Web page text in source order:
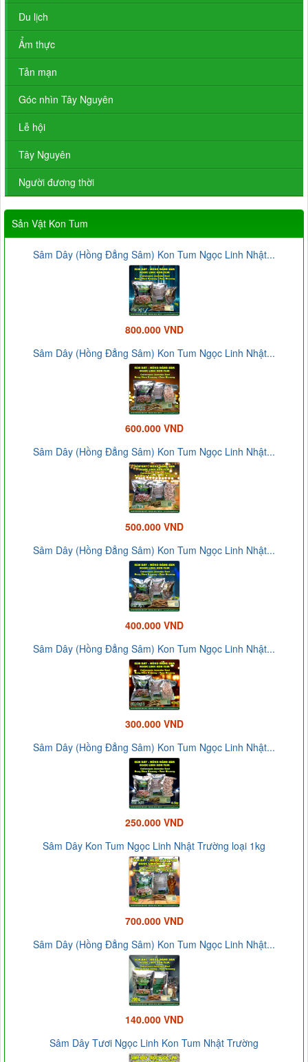
Du lịch
Ẩm thực
Tản mạn
Góc nhìn Tây Nguyên
Lễ hội
Tây Nguyên
Người đương thời
Sản Vật Kon Tum
Sâm Dây (Hồng Đẳng Sâm) Kon Tum Ngọc Linh Nhật...
800.000 VND
Sâm Dây (Hồng Đẳng Sâm) Kon Tum Ngọc Linh Nhật...
600.000 VND
Sâm Dây (Hồng Đẳng Sâm) Kon Tum Ngọc Linh Nhật...
500.000 VND
Sâm Dây (Hồng Đẳng Sâm) Kon Tum Ngọc Linh Nhật...
400.000 VND
Sâm Dây (Hồng Đẳng Sâm) Kon Tum Ngọc Linh Nhật...
300.000 VND
Sâm Dây (Hồng Đẳng Sâm) Kon Tum Ngọc Linh Nhật...
250.000 VND
Sâm Dây Kon Tum Ngọc Linh Nhật Trường loại 1kg
700.000 VND
Sâm Dây (Hồng Đẳng Sâm) Kon Tum Ngọc Linh Nhật...
140.000 VND
Sâm Dây Tươi Ngọc Linh Kon Tum Nhật Trường